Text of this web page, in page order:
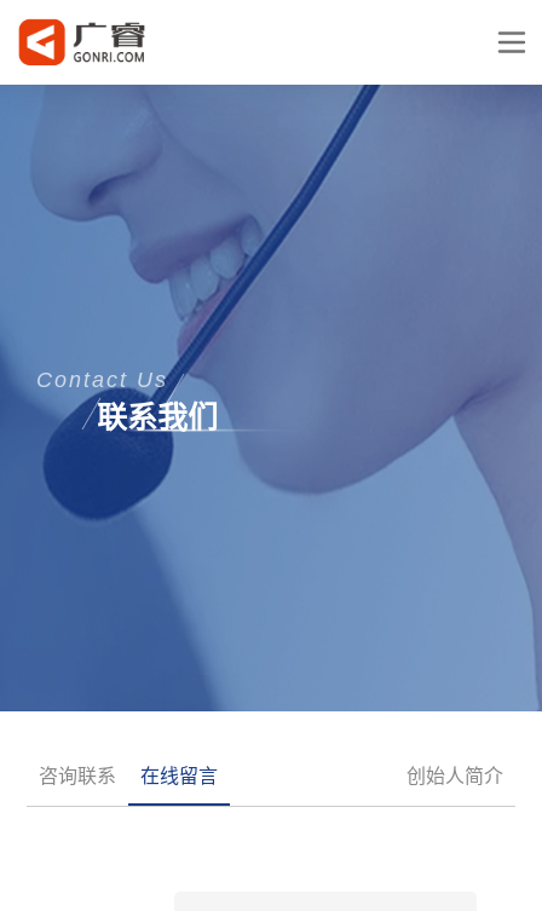
Contact Us
联系我们
咨询联系 在线留言 创始人简介